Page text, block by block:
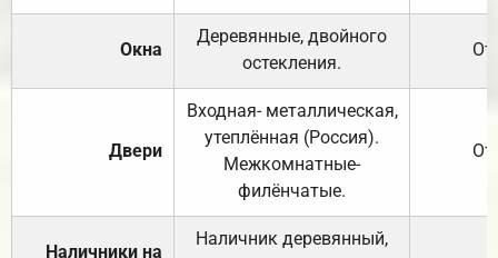
Окна
Деревянные, двойного
остекления.
Двери
Входная- металлическая,
утеплённая (Россия).
Межкомнатные-
филёнчатые.
Наличники на
Наличник деревянный,